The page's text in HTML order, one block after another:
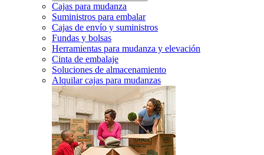
Cajas para mudanza
Suministros para embalar
Cajas de envío y suministros
Fundas y bolsas
Herramientas para mudanza y elevación
Cinta de embalaje
Soluciones de almacenamiento
Alquilar cajas para mudanzas